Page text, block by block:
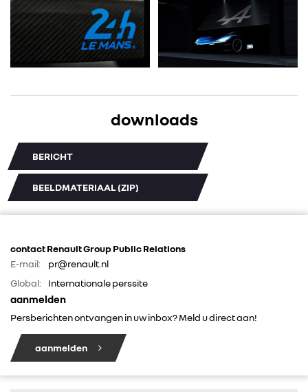
FOTO’S & VIDEO’S
downloads
BERICHT
BEELDMATERIAAL (ZIP)
contact Renault Group Public Relations
E-mail:
pr@renault.nl
Global:
Internationale perssite
aanmelden
Persberichten ontvangen in uw inbox? Meld u direct aan!
aanmelden